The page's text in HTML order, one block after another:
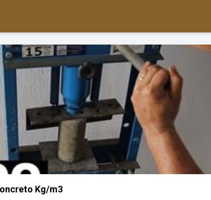
Kg/m3